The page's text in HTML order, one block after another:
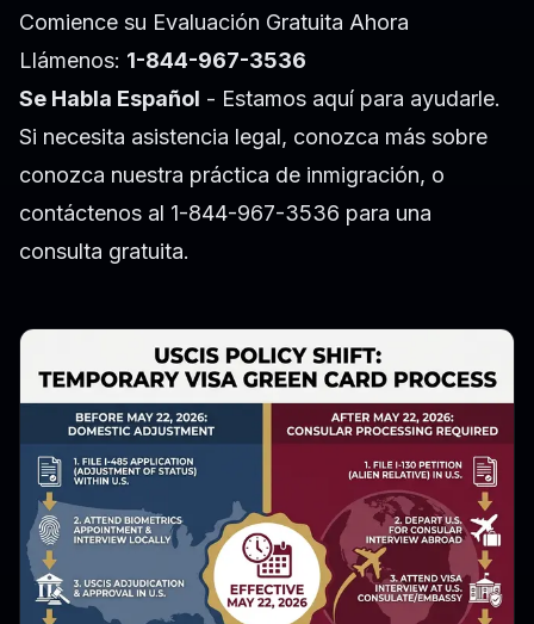
Comience su Evaluación Gratuita Ahora
Llámenos: 1-844-967-3536
Se Habla Español - Estamos aquí para ayudarle.
Si necesita asistencia legal, conozca más sobre
conozca nuestra práctica de inmigración, o
contáctenos al 1-844-967-3536 para una
consulta gratuita.